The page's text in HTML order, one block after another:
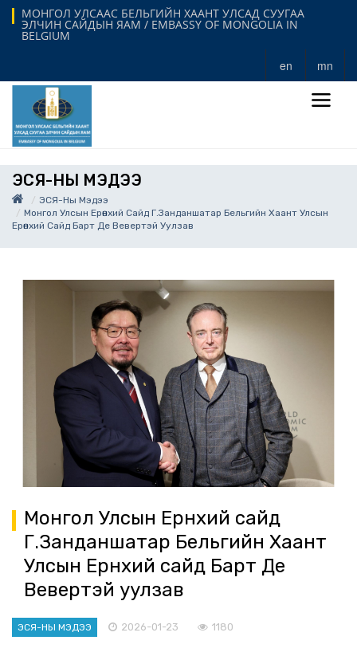
МОНГОЛ УЛСААС БЕЛЬГИЙН ХААНТ УЛСАД СУУГАА
ЭЛЧИН САЙДЫН ЯАМ / EMBASSY OF MONGOLIA IN
BELGIUM
en mn
ЭСЯ-НЫ МЭДЭЭ
ЭСЯ-Ны Мэдээ
Монгол Улсын Ерөнхий Сайд Г.Занданшатар Бельгийн Хаант Улсын
Ерөнхий Сайд Барт Де Вевертэй Уулзав
Монгол Улсын Ерөнхий сайд
Г.Занданшатар Бельгийн Хаант
Улсын Ерөнхий сайд Барт Де
Вевертэй уулзав
ЭСЯ-НЫ МЭДЭЭ 2026-01-23 1180